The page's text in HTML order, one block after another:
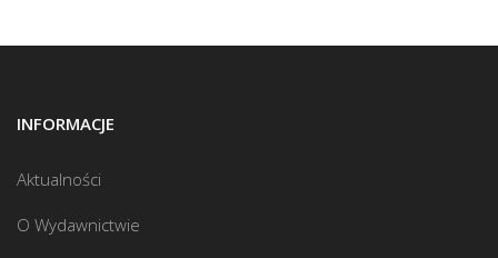
INFORMACJE
Aktualności
O Wydawnictwie